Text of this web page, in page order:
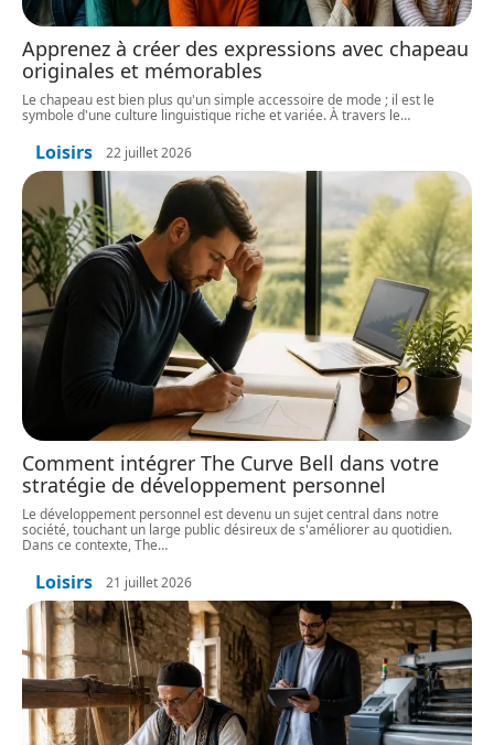
Apprenez à créer des expressions avec chapeau
originales et mémorables
Le chapeau est bien plus qu'un simple accessoire de mode ; il est le
symbole d'une culture linguistique riche et variée. À travers le…
Loisirs 22 juillet 2026
Comment intégrer The Curve Bell dans votre
stratégie de développement personnel
Le développement personnel est devenu un sujet central dans notre
société, touchant un large public désireux de s'améliorer au quotidien.
Dans ce contexte, The…
Loisirs 21 juillet 2026